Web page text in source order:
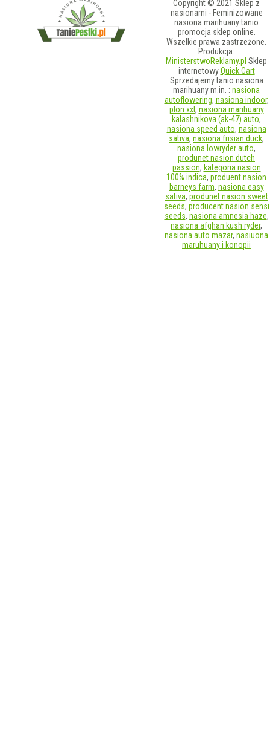
Copyright © 2021 Sklep z
nasionami - Feminizowane
nasiona marihuany tanio
promocja sklep online.
Wszelkie prawa zastrzeżone.
Produkcja:
MinisterstwoReklamy.pl Sklep
internetowyQuick.Cart
Sprzedajemy tanio nasiona
marihuany m.in. : nasiona
autoflowering, nasiona indoor,
plon xxl, nasiona marihuany
kalashnikova (ak-47) auto,
nasiona speed auto, nasiona
sativa, nasiona frisian duck,
nasiona lowryder auto,
produnet nasion dutch
passion, kategoria nasion
100% indica, produent nasion
barneys farm, nasiona easy
sativa, produnet nasion sweet
seeds, producent nasion sensi
seeds, nasiona amnesia haze,
nasiona afghan kush ryder,
nasiona auto mazar, nasiuona
maruhuany i konopii